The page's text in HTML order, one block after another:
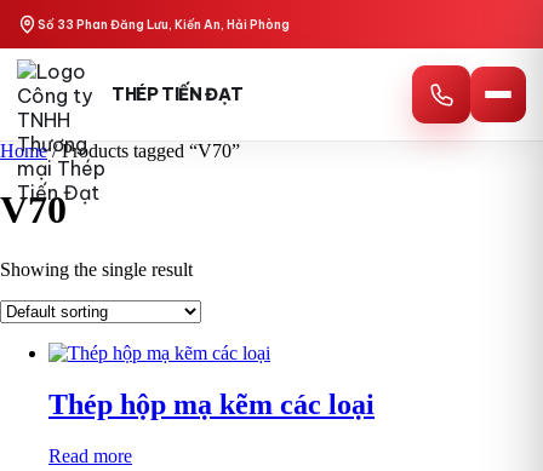
content
Số 33 Phan Đăng Lưu, Kiến An, Hải Phòng
THÉP TIẾN ĐẠT
Home/ Products tagged “V70”
V70
Showing the single result
Thép hộp mạ kẽm các loại
Read more